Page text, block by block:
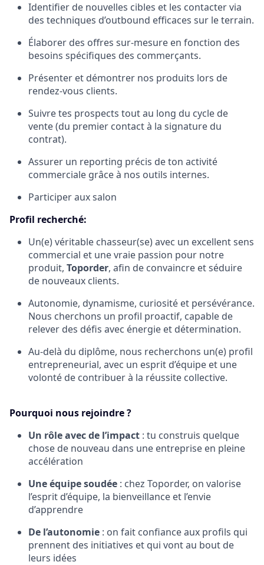
Identifier de nouvelles cibles et les contacter via
des techniques d’outbound efficaces sur le terrain.
Élaborer des offres sur-mesure en fonction des
besoins spécifiques des commerçants.
Présenter et démontrer nos produits lors de
rendez-vous clients.
Suivre tes prospects tout au long du cycle de
vente (du premier contact à la signature du
contrat).
Assurer un reporting précis de ton activité
commerciale grâce à nos outils internes.
Participer aux salon
Profil recherché:
Un(e) véritable chasseur(se) avec un excellent sens
commercial et une vraie passion pour notre
produit, Toporder, afin de convaincre et séduire
de nouveaux clients.
Autonomie, dynamisme, curiosité et persévérance.
Nous cherchons un profil proactif, capable de
relever des défis avec énergie et détermination.
Au-delà du diplôme, nous recherchons un(e) profil
entrepreneurial, avec un esprit d’équipe et une
volonté de contribuer à la réussite collective.
Pourquoi nous rejoindre ?
Un rôle avec de l’impact : tu construis quelque
chose de nouveau dans une entreprise en pleine
accélération
Une équipe soudée : chez Toporder, on valorise
l’esprit d’équipe, la bienveillance et l’envie
d’apprendre
De l’autonomie : on fait confiance aux profils qui
prennent des initiatives et qui vont au bout de
leurs idées